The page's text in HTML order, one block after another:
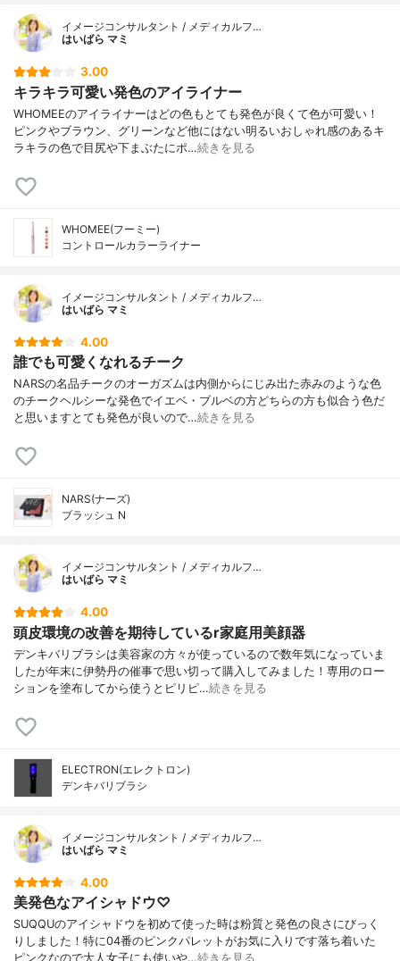
イメージコンサルタント / メディカルフ…
はいばら マミ
3.00
キラキラ可愛い発色のアイライナー
WHOMEEのアイライナーはどの色もとても発色が良くて色が可愛い！
ピンクやブラウン、グリーンなど他にはない明るいおしゃれ感のあるキ
ラキラの色で目尻や下まぶたにポ…続きを見る
WHOMEE(フーミー)
コントロールカラーライナー
イメージコンサルタント / メディカルフ…
はいばら マミ
4.00
誰でも可愛くなれるチーク
NARSの名品チークのオーガズムは内側からにじみ出た赤みのような色
のチークヘルシーな発色でイエベ・ブルベの方どちらの方も似合う色だ
と思いますとても発色が良いので…続きを見る
NARS(ナーズ)
ブラッシュ N
イメージコンサルタント / メディカルフ…
はいばら マミ
4.00
頭皮環境の改善を期待しているr家庭用美顔器
デンキバリブラシは美容家の方々が使っているので数年気になっていま
したが年末に伊勢丹の催事で思い切って購入してみました！専用のロー
ションを塗布してから使うとピリピ…続きを見る
ELECTRON(エレクトロン)
デンキバリブラシ
イメージコンサルタント / メディカルフ…
はいばら マミ
4.00
美発色なアイシャドウ♡
SUQQUのアイシャドウを初めて使った時は粉質と発色の良さにびっく
りしました！特に04番のピンクパレットがお気に入りです落ち着いた
ピンクなので大人女子にも使いや…続きを見る